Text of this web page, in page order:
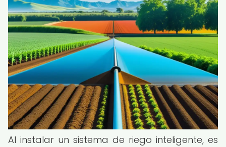
Al instalar un sistema de riego inteligente, es